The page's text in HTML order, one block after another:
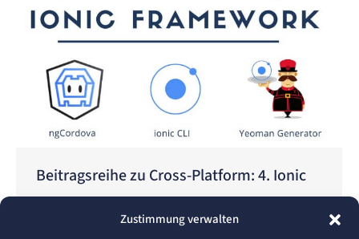
Zustimmung verwalten
Beitragsreihe zu Cross-Platform: 4. Ionic
Allgemeines Was ist Ionic – Wie entstand es?